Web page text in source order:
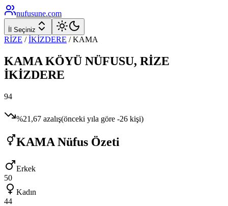
nufusune.com
İl Seçiniz
RİZE / İKİZDERE /KAMA
KAMA KÖYÜ NÜFUSU, RİZE
İKİZDERE
94
%21,67 azalış(önceki yıla göre -26 kişi)
KAMA Nüfus Özeti
Erkek
50
Kadın
44